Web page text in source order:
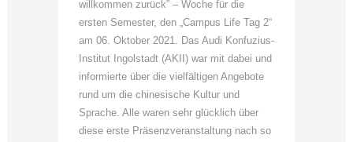
willkommen zurück” – Woche für die
ersten Semester, den „Campus Life Tag 2“
am 06. Oktober 2021. Das Audi Konfuzius-
Institut Ingolstadt (AKII) war mit dabei und
informierte über die vielfältigen Angebote
rund um die chinesische Kultur und
Sprache. Alle waren sehr glücklich über
diese erste Präsenzveranstaltung nach so